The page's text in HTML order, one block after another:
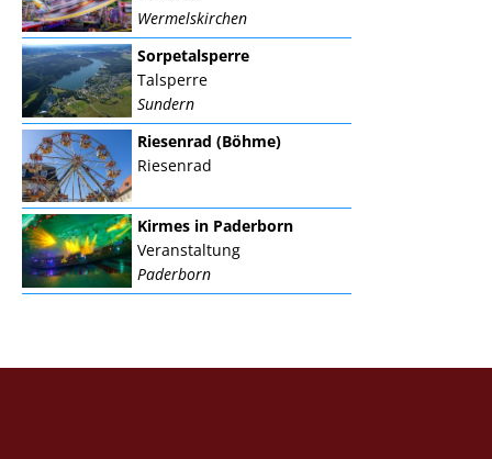
Wermelskirchen
Sorpetalsperre
Talsperre
Sundern
Riesenrad (Böhme)
Riesenrad
Kirmes in Paderborn
Veranstaltung
Paderborn